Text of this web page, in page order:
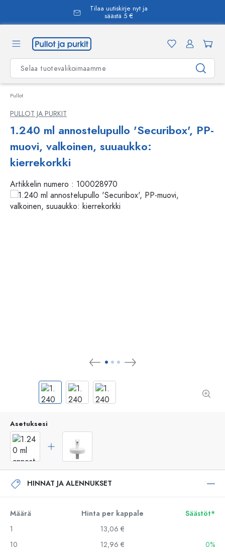
Tilaa uutiskirje nyt ja
säästä 5 €
Pullot
PULLOT JA PURKIT
1.240 ml annostelupullo 'Securibox', PP-
muovi, valkoinen, suuaukko:
kierrekorkki
Artikkelin numero : 100028970
Asetuksesi
HINNAT JA ALENNUKSET
Määrä Hinta per kappale
Säästöt*
1
13,06 €
10
12,96 €
0%